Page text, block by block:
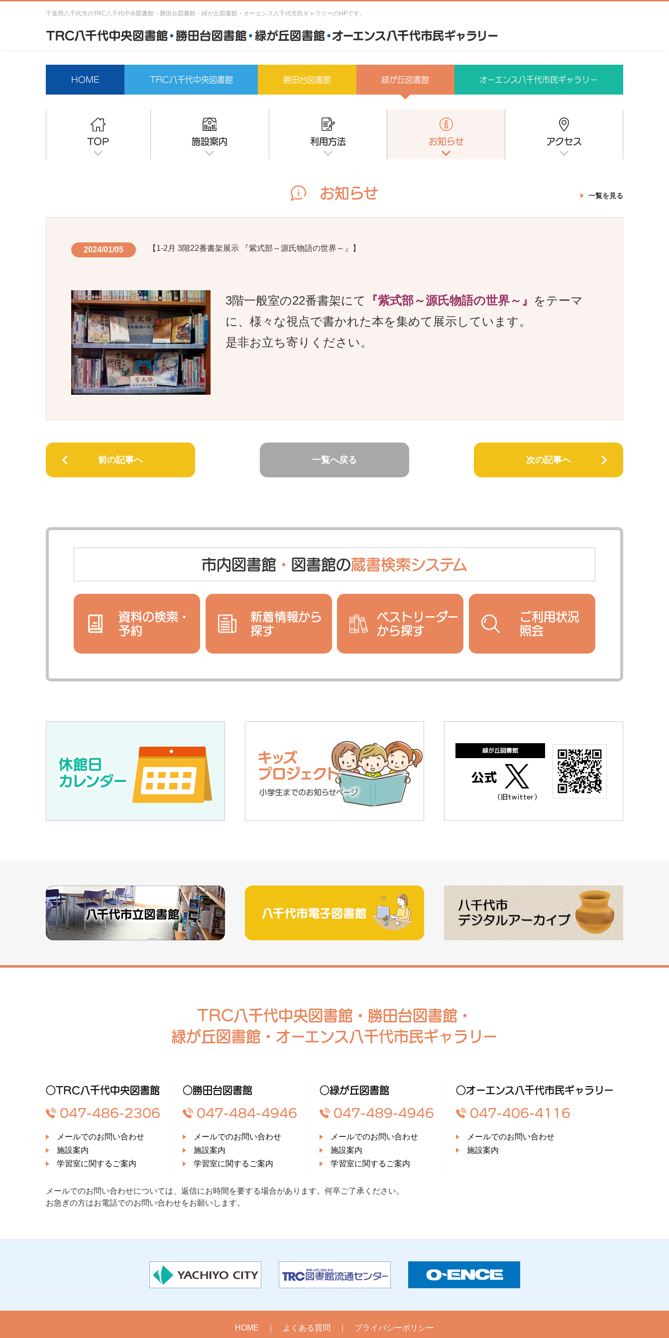
千葉県八千代市のTRC八千代中央図書館・勝田台図書館・緑が丘図書館・オーエンス八千代市民ギャラリーのHPです。
HOME TRC八千代中央図書館 勝田台図書館 緑が丘図書館 オーエンス八千代市民ギャラリー
TOP 施設案内 利用方法 お知らせ アクセス
お知らせ 一覧を見る
2024/01/05 【1-2月 3階22番書架展示 『紫式部～源氏物語の世界～』】
3階一般室の22番書架にて 『紫式部～源氏物語の世界～』 をテーマ
に、様々な視点で書かれた本を集めて展示しています。
是非お立ち寄りください。
前の記事へ 一覧へ戻る 次の記事へ
市内図書館 ・ 図書館の蔵書検索システム
資料の検索・
予約
新着情報から
探す
ベストリーダー
から探す
ご利用状況
照会
TRC八千代中央図書館・勝田台図書館・
緑が丘図書館・オーエンス八千代市民ギャラリー
○TRC八千代中央図書館
047-486-2306
メールでのお問い合わせ
施設案内
学習室に関するご案内
○勝田台図書館
047-484-4946
メールでのお問い合わせ
施設案内
学習室に関するご案内
○緑が丘図書館
047-489-4946
メールでのお問い合わせ
施設案内
学習室に関するご案内
○オーエンス八千代市民ギャラリー
047-406-4116
メールでのお問い合わせ
施設案内
メールでのお問い合わせについては、返信にお時間を要する場合があります。何卒ご了承ください。
お急ぎの方はお電話でのお問い合わせをお願いします。
HOME よくある質問 プライバシーポリシー